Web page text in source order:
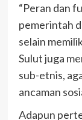
“Peran dan
pemerintah
selain
Sulut juga
sub-etnis,
ancaman
Adapun